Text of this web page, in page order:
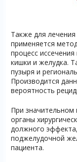
Также для
применяется
процесс
кишки и желудка.
пузыря и
Производится
вероятность
При
органы
должного
поджелудочной
пациента.